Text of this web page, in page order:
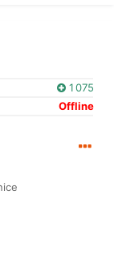
1 075
Offline